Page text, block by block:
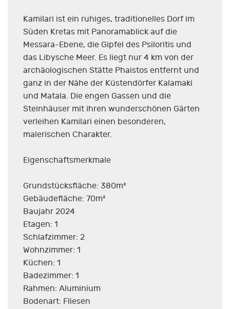
Kamilari ist ein ruhiges, traditionelles Dorf im
Süden Kretas mit Panoramablick auf die
Messara-Ebene, die Gipfel des Psiloritis und
das Libysche Meer. Es liegt nur 4 km von der
archäologischen Stätte Phaistos entfernt und
ganz in der Nähe der Küstendörfer Kalamaki
und Matala. Die engen Gassen und die
Steinhäuser mit ihren wunderschönen Gärten
verleihen Kamilari einen besonderen,
malerischen Charakter.
Eigenschaftsmerkmale
Grundstücksfläche: 380m²
Gebäudefläche: 70m²
Baujahr 2024
Etagen: 1
Schlafzimmer: 2
Wohnzimmer: 1
Küchen: 1
Badezimmer: 1
Rahmen: Aluminium
Bodenart: Fliesen